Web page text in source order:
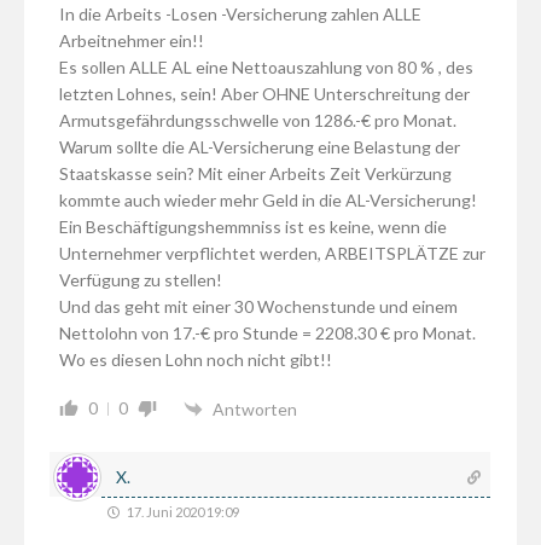
In die Arbeits -Losen -Versicherung zahlen ALLE
Arbeitnehmer ein!!
Es sollen ALLE AL eine Nettoauszahlung von 80 % , des
letzten Lohnes, sein! Aber OHNE Unterschreitung der
Armutsgefährdungsschwelle von 1286.-€ pro Monat.
Warum sollte die AL-Versicherung eine Belastung der
Staatskasse sein? Mit einer Arbeits Zeit Verkürzung
kommte auch wieder mehr Geld in die AL-Versicherung!
Ein Beschäftigungshemmniss ist es keine, wenn die
Unternehmer verpflichtet werden, ARBEITSPLÄTZE zur
Verfügung zu stellen!
Und das geht mit einer 30 Wochenstunde und einem
Nettolohn von 17.-€ pro Stunde = 2208.30 € pro Monat.
Wo es diesen Lohn noch nicht gibt!!
0 0 Antworten
X.
17. Juni 2020 19:09